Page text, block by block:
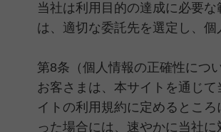
当社は利用目的の達成に必要
は、適切な委託先を選定し、
第8条（個人情報の正確性につい
お客さまは、本サイトを通じ
イトの利用規約に定めるとこ
った場合には、速やかに当社に